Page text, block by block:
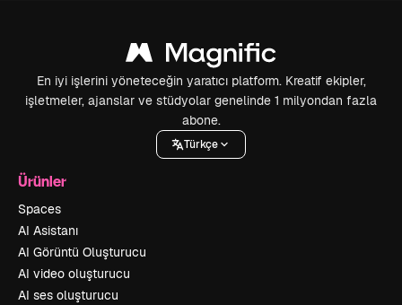
En iyi işlerini yöneteceğin yaratıcı platform. Kreatif ekipler,
işletmeler, ajanslar ve stüdyolar genelinde 1 milyondan fazla
abone.
Türkçe
Ürünler
Spaces
AI Asistanı
AI Görüntü Oluşturucu
AI video oluşturucu
AI ses oluşturucu